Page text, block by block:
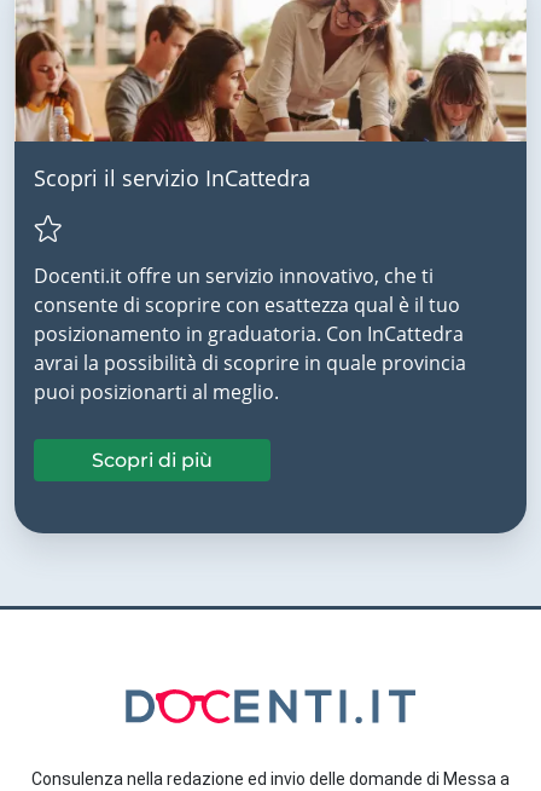
Scopri il servizio InCattedra
Docenti.it offre un servizio innovativo, che ti
consente di scoprire con esattezza qual è il tuo
posizionamento in graduatoria. Con InCattedra
avrai la possibilità di scoprire in quale provincia
puoi posizionarti al meglio.
Scopri di più
Consulenza nella redazione ed invio delle domande di Messa a